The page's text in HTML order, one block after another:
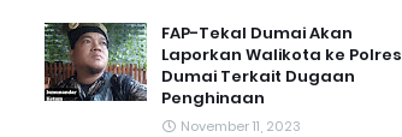
FAP-Tekal Dumai Akan
Laporkan Walikota ke Polres
Dumai Terkait Dugaan
Penghinaan
November 11, 2023